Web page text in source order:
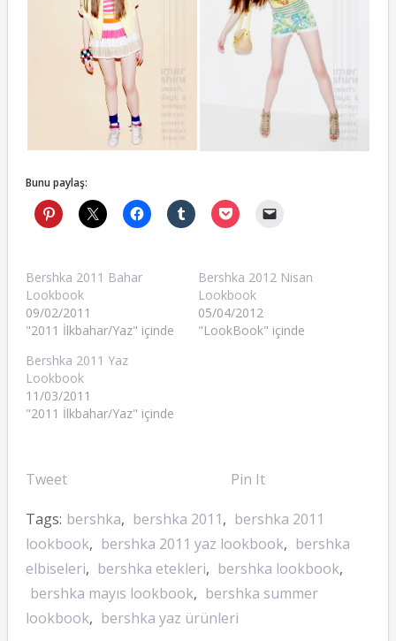
Bunu paylaş:
Bershka 2011 Bahar
Lookbook
09/02/2011
"2011 İlkbahar/Yaz" içinde
Bershka 2012 Nisan
Lookbook
05/04/2012
"LookBook" içinde
Bershka 2011 Yaz
Lookbook
11/03/2011
"2011 İlkbahar/Yaz" içinde
Tweet Pin It
Tags: bershka, bershka 2011, bershka 2011
lookbook, bershka 2011 yaz lookbook, bershka
elbiseleri, bershka etekleri, bershka lookbook,
bershka mayıs lookbook, bershka summer
lookbook, bershka yaz ürünleri